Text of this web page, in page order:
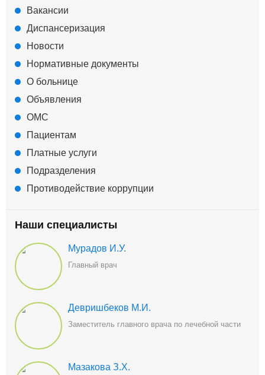
Вакансии
Диспансеризация
Новости
Нормативные документы
О больнице
Объявления
ОМС
Пациентам
Платные услуги
Подразделения
Противодействие коррупции
Наши специалисты
Мурадов И.У.
Главный врач
Девришбеков М.И.
Заместитель главного врача по лечебной части
Мазакова З.Х.